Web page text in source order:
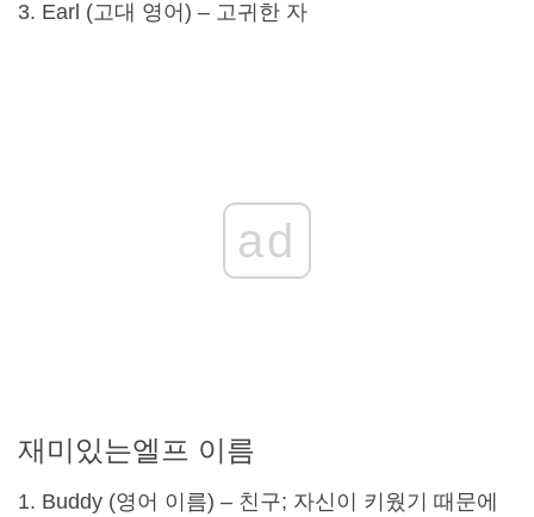
Earl (고대 영어) – 고귀한 자
ad
재미있는엘프 이름
Buddy (영어 이름) – 친구; 자신이 키웠기 때문에